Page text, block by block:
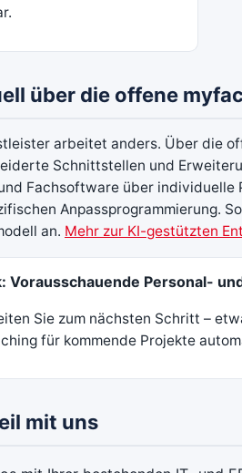
über die offene
arbeitet anders. Über die
Schnittstellen und
Fachsoftware über individuelle
Anpassprogrammierung.
an. Mehr zur KI-gestützten
Vorausschauende Personal-
Sie zum nächsten Schritt –
für kommende Projekte
mit uns